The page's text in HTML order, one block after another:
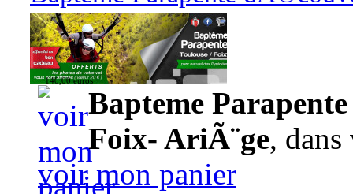
140,00 euros
Bapteme
Foix- AriÃ¨ge,
voir mon panier